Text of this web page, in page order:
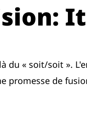
du « soit/soit ».
promesse de